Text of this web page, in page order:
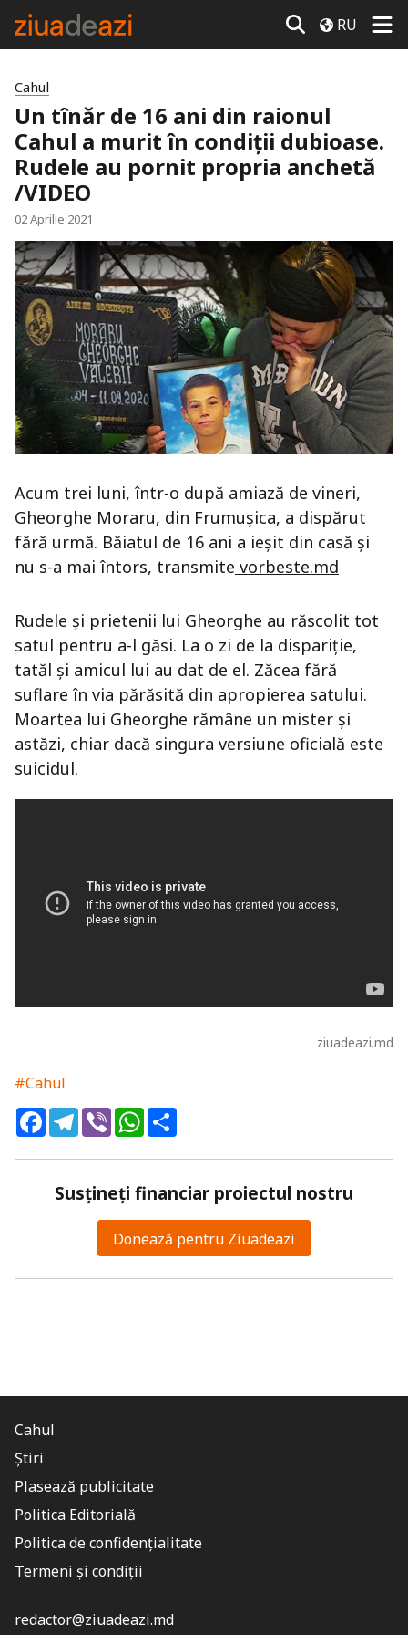
RU
Cahul
Un tînăr de 16 ani din raionul
Cahul a murit în condiții dubioase.
Rudele au pornit propria anchetă
/VIDEO
02 Aprilie 2021
Acum trei luni, într-o după amiază de vineri,
Gheorghe Moraru, din Frumușica, a dispărut
fără urmă. Băiatul de 16 ani a ieșit din casă și
nu s-a mai întors, transmite vorbeste.md
Rudele și prietenii lui Gheorghe au răscolit tot
satul pentru a-l găsi. La o zi de la dispariție,
tatăl și amicul lui au dat de el. Zăcea fără
suflare în via părăsită din apropierea satului.
Moartea lui Gheorghe rămâne un mister și
astăzi, chiar dacă singura versiune oficială este
suicidul.
ziuadeazi.md
#Cahul
FacebookTelegram
ViberWhatsApp
Susțineți financiar proiectul nostru
Donează pentru Ziuadeazi
Cahul
Știri
Plasează publicitate
Politica Editorială
Politica de confidențialitate
Termeni și condiții
redactor@ziuadeazi.md